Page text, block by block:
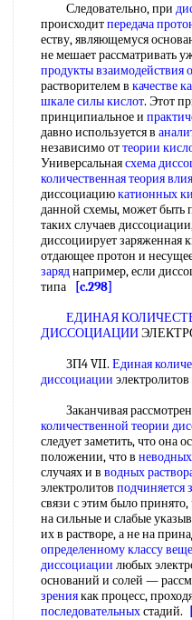
Следовательно, при
происходитпередача
еству, являющемуся
не мешает рассматривать
продуктывзаимодействия
растворителем в качестве
шкале силы кислот. Этот
принципиальное и
давно используется в
независимо оттеории
Универсальнаясхема
количественная теория
диссоциациюкатионных
данной схемы, может быть
таких случаев
диссоциирует заряженная
отдающее протон и
заряднапример, если
типа
[c.298]
ЕДИНАЯ
ДИССОЦИАЦИИ
ЗП4 VII. Единая
диссоциации электролитов
Заканчивая
количественной теории
следует заметить, что она
положении, что в
случаях и в водных
электролитов подчиняется
связи с этим было принято,
на сильные и слабые
их в растворе, а не на
определенному классу
диссоциации любых
оснований и солей —
зрениякак процесс,
последовательныхстадий.